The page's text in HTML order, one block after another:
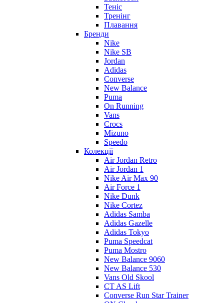
Теніс
Тренінг
Плавання
Бренди
Nike
Nike SB
Jordan
Adidas
Converse
New Balance
Puma
On Running
Vans
Crocs
Mizuno
Speedo
Колекції
Air Jordan Retro
Air Jordan 1
Nike Air Max 90
Air Force 1
Nike Dunk
Nike Cortez
Adidas Samba
Adidas Gazelle
Adidas Tokyo
Puma Speedcat
Puma Mostro
New Balance 9060
New Balance 530
Vans Old Skool
CT AS Lift
Converse Run Star Trainer